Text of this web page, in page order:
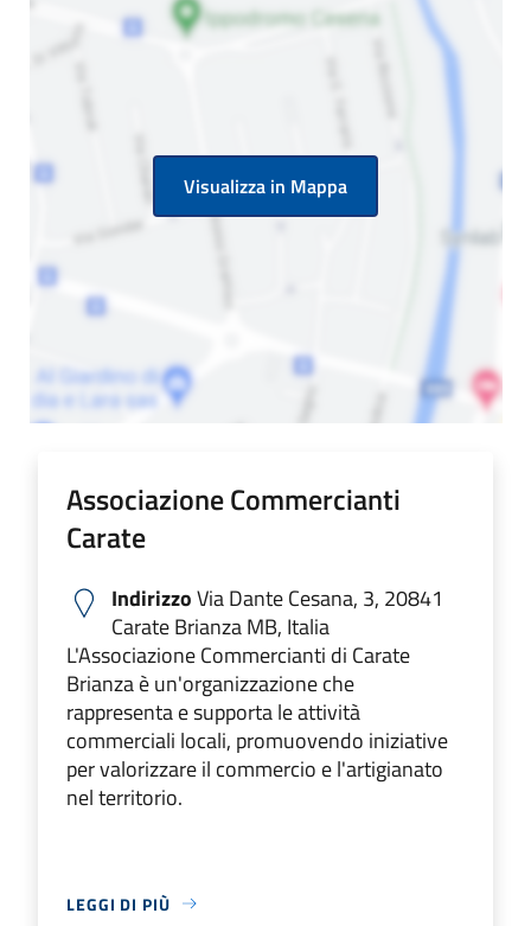
Visualizza in Mappa
Associazione Commercianti
Carate
IndirizzoVia Dante Cesana, 3, 20841
Carate Brianza MB, Italia
L'Associazione Commercianti di Carate
Brianza è un'organizzazione che
rappresenta e supporta le attività
commerciali locali, promuovendo iniziative
per valorizzare il commercio e l'artigianato
nel territorio.
LEGGI DI PIÙ